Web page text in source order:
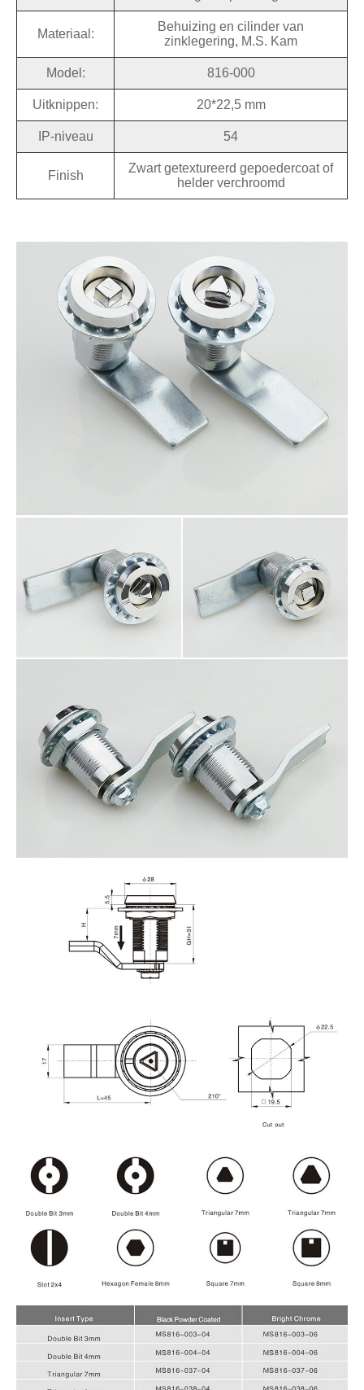
Materiaal:
Behuizing en cilinder van
zinklegering, M.S. Kam
Model: 816-000
Uitknippen: 20*22,5 mm
IP-niveau 54
Finish
Zwart getextureerd gepoedercoat of
helder verchroomd